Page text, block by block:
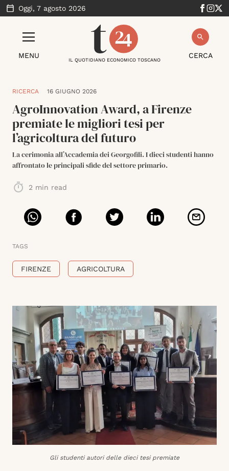
Oggi, 7 agosto 2026
MENU CERCA
IL QUOTIDIANO ECONOMICO TOSCANO
RICERCA 16 GIUGNO 2026
AgroInnovation Award, a Firenze
premiate le migliori tesi per
l’agricoltura del futuro
La cerimonia all’Accademia dei Georgofili. I dieci studenti hanno
affrontato le principali sfide del settore primario.
2 min read
TAGS
FIRENZE AGRICOLTURA
Gli studenti autori delle dieci tesi premiate